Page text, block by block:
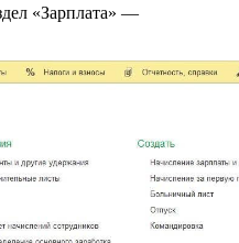
«Зарплата» —